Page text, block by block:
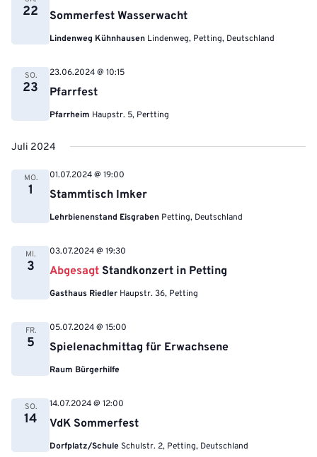
22 Sommerfest Wasserwacht
Lindenweg Kühnhausen Lindenweg, Petting, Deutschland
SO.
23 Pfarrfest
23.06.2024 @ 10:15
Pfarrheim Haupstr. 5, Pertting
Juli 2024
MO.
1 Stammtisch Imker
01.07.2024 @ 19:00
Lehrbienenstand Eisgraben Petting, Deutschland
MI.
3 Abgesagt Standkonzert in Petting
03.07.2024 @ 19:30
Gasthaus Riedler Haupstr. 36, Petting
FR.
5 Spielenachmittag für Erwachsene
05.07.2024 @ 15:00
Raum Bürgerhilfe
SO.
14 VdK Sommerfest
14.07.2024 @ 12:00
Dorfplatz/Schule Schulstr. 2, Petting, Deutschland